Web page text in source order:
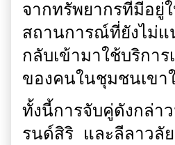
จากทรัพยากรที่มีอยู่
สถานการณ์ที่ยังไม่แ
กลับเข้ามาใช้บริกา
ของคนในชุมชนเขา
ทั้งนี้การจับคู่ดังกล่
รนด์สิริ และลีลาว